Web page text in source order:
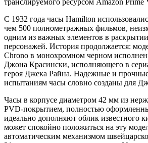
С 1932 года часы Hamilton
чем 500 полнометражных фильмов,
одним из важных элементов в раскрытии
персонажей. История продолжается:
Chrono в монохромном черном
Джона Красински, исполняющего в
героя Джека Райна. Надежные и
испытаниям часы словно созданы для
Часы в корпусе диаметром 42 мм из
PVD-покрытием, полностью
идеально дополняют облик известного
может спокойно положиться на эту
автоматическим механизмом